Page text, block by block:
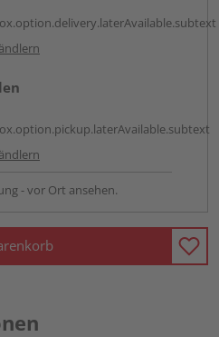
- vor Ort ansehen.